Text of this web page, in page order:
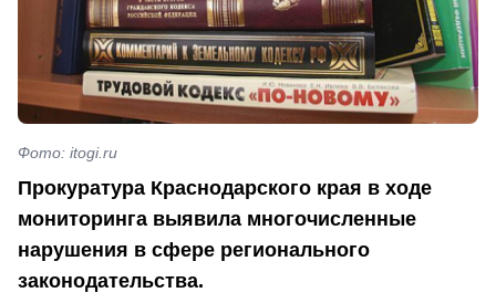
Фото: itogi.ru
Прокуратура Краснодарского края в ходе
мониторинга выявила многочисленные
нарушения в сфере регионального
законодательства.